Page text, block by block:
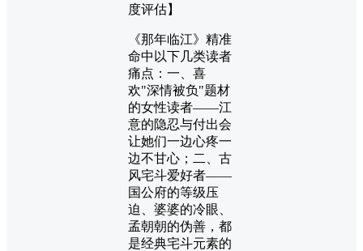
度评估】
《那年临江》精准
命中以下几类读者
痛点：一、喜
欢"深情被负"题材
的女性读者——江
意的隐忍与付出会
让她们一边心疼一
边不甘心；二、古
风宅斗爱好者——
国公府的等级压
迫、婆婆的冷眼、
孟朝朝的伪善，都
是经典宅斗元素的